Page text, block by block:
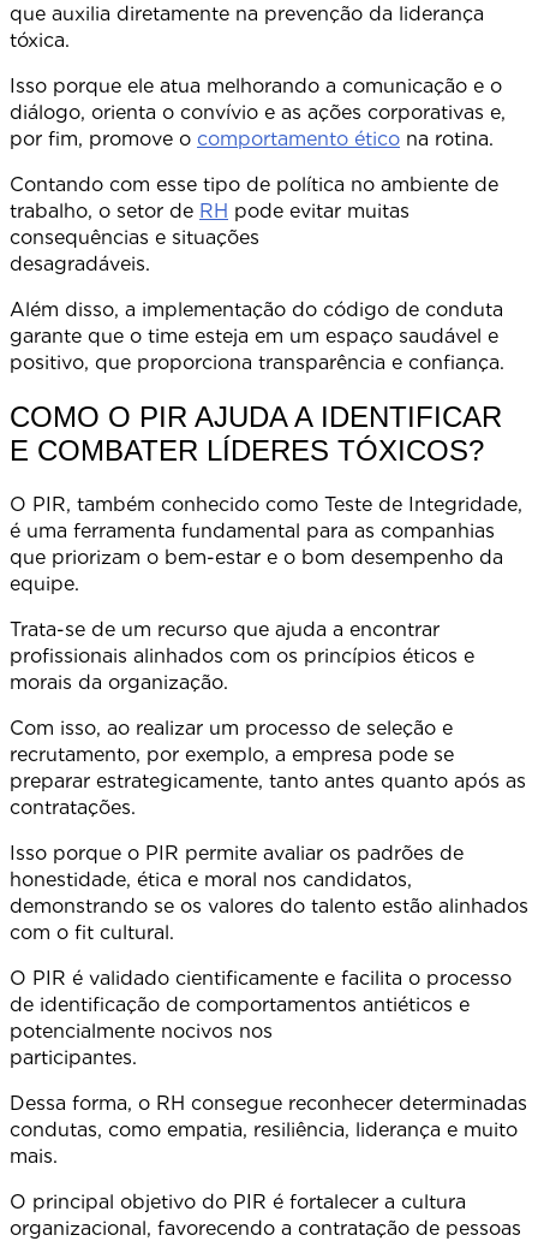
que auxilia diretamente na prevenção da liderança
Isso porque ele atua melhorando a comunicação e o
diálogo, orienta o convívio e as ações corporativas e,
por fim, promove o comportamento ético na rotina.
Contando com esse tipo de política no ambiente de
trabalho, o setor de RH pode evitar muitas
consequências e situações
Além disso, a implementação do código de conduta
garante que o time esteja em um espaço saudável e
positivo, que proporciona transparência e confiança.
COMO O PIR AJUDA A IDENTIFICAR
E COMBATER LÍDERES TÓXICOS?
O PIR, também conhecido como Teste de Integridade,
é uma ferramenta fundamental para as companhias
que priorizam o bem-estar e o bom desempenho da
Trata-se de um recurso que ajuda a encontrar
profissionais alinhados com os princípios éticos e
morais da organização.
Com isso, ao realizar um processo de seleção e
recrutamento, por exemplo, a empresa pode se
preparar estrategicamente, tanto antes quanto após as
Isso porque o PIR permite avaliar os padrões de
honestidade, ética e moral nos candidatos,
demonstrando se os valores do talento estão alinhados
com o fit cultural.
O PIR é validado cientificamente e facilita o processo
de identificação de comportamentos antiéticos e
potencialmente nocivos nos
Dessa forma, o RH consegue reconhecer determinadas
condutas, como empatia, resiliência, liderança e muito
mais.
O principal objetivo do PIR é fortalecer a cultura
organizacional, favorecendo a contratação de pessoas